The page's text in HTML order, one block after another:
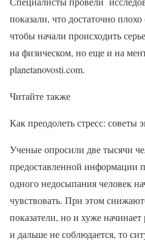
показали, что достаточно
чтобы начали происходить
на физическом, но еще и на
planetanovosti.com.
Читайте также
Как преодолеть стресс: советы
Ученые опросили две тысячи
предоставленной информации
одного недосыпания человек
чувствовать. При этом
показатели, но и хуже
и дальше не соблюдается, то